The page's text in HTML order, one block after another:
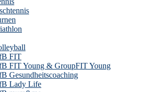
FIT
FIT Young & GroupFIT Young
Gesundheitscoaching
Lady Life